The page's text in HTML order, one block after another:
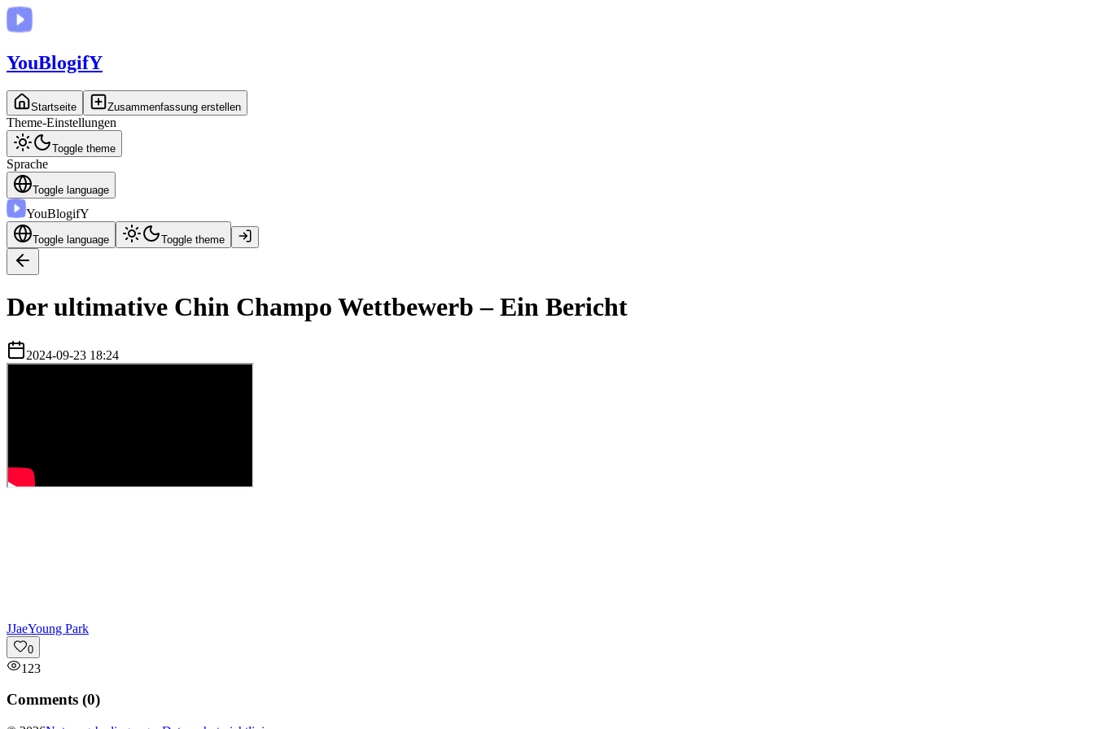
YouBlogifY
Startseite Zusammenfassung erstellen
Theme-Einstellungen
Toggle theme
Sprache
Toggle language
YouBlogifY
Toggle language Toggle theme
Der ultimative Chin Champo Wettbewerb – Ein Bericht
2024-09-23 18:24
JJaeYoung Park
0
123
Comments (0)